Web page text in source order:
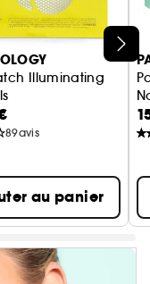
nocturnes
Illuminating
gels illuminateurs
89avis
au panier